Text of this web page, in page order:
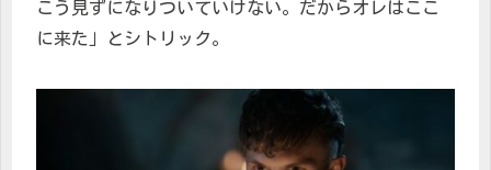
こう見ずになりついていけない。だからオレはここ
に来た」とシトリック。